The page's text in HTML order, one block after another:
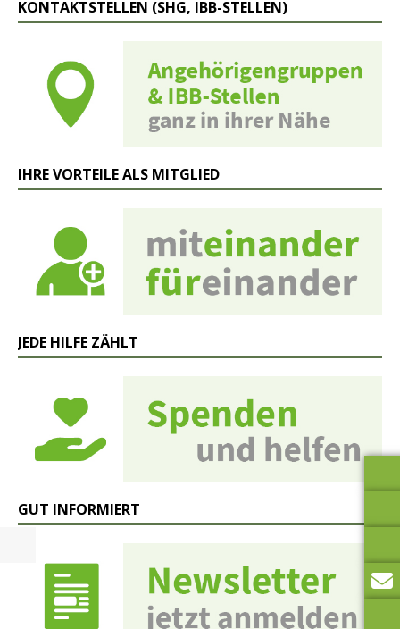
KONTAKTSTELLEN (SHG, IBB-STELLEN)
IHRE VORTEILE ALS MITGLIED
JEDE HILFE ZÄHLT
GUT INFORMIERT